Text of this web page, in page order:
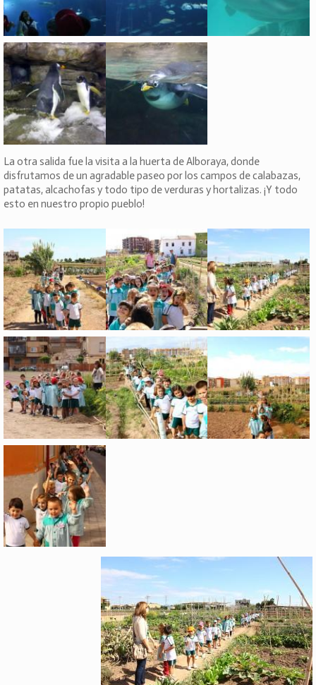
La otra salida fue la visita a la huerta de Alboraya, donde
disfrutamos de un agradable paseo por los campos de calabazas,
patatas, alcachofas y todo tipo de verduras y hortalizas. ¡Y todo
esto en nuestro propio pueblo!